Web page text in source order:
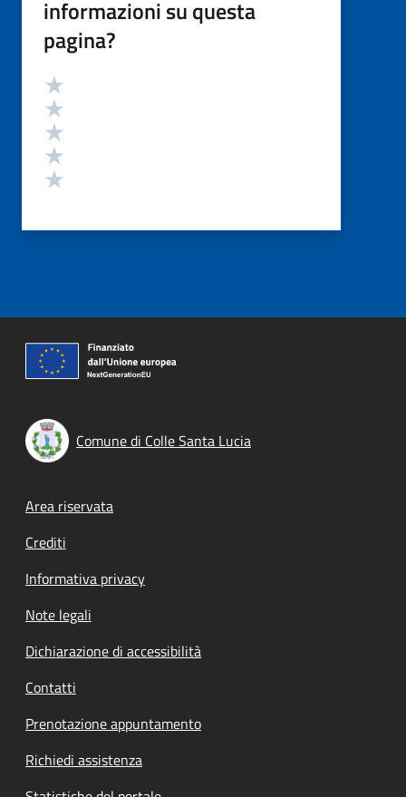
informazioni su questa
pagina?
Valutazione
Comune di Colle Santa Lucia
Footer menu
Area riservata
Crediti
Informativa privacy
Note legali
Dichiarazione di accessibilità
Contatti
Prenotazione appuntamento
Richiedi assistenza